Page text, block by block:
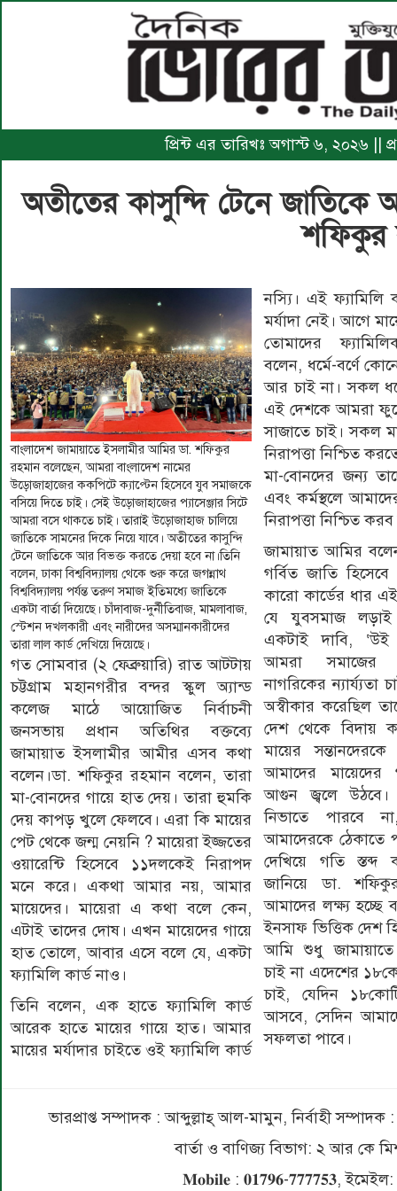
প্রিন্ট এর তারিখঃ অগাস্ট ৬, ২০২৬ ||
অতীতের কাসুন্দি টেনে
শফিকুর
বাংলাদেশ জামায়াতে ইসলামীর আমির ডা. শফিকুর
রহমান বলেছেন, আমরা বাংলাদেশ নামের
উড়োজাহাজের ককপিটে ক্যাপ্টেন হিসেবে যুব সমাজকে
বসিয়ে দিতে চাই। সেই উড়োজাহাজের প্যাসেঞ্জার সিটে
আমরা বসে থাকতে চাই। তারাই উড়োজাহাজ চালিয়ে
জাতিকে সামনের দিকে নিয়ে যাবে। অতীতের কাসুন্দি
টেনে জাতিকে আর বিভক্ত করতে দেয়া হবে না।তিনি
বলেন, ঢাকা বিশ্ববিদ্যালয় থেকে শুরু করে জগন্নাথ
বিশ্ববিদ্যালয় পর্যন্ত তরুণ সমাজ ইতিমধ্যে জাতিকে
একটা বার্তা দিয়েছে। চাঁদাবাজ-দুর্নীতিবাজ, মামলাবাজ,
স্টেশন দখলকারী এবং নারীদের অসম্মানকারীদের
তারা লাল কার্ড দেখিয়ে দিয়েছে।
গত সোমবার (২ ফেব্রুয়ারি) রাত আটটায়
চট্টগ্রাম মহানগরীর বন্দর স্কুল অ্যান্ড
কলেজ মাঠে আয়োজিত নির্বাচনী
জনসভায় প্রধান অতিথির বক্তব্যে
জামায়াত ইসলামীর আমীর এসব কথা
বলেন।ডা. শফিকুর রহমান বলেন, তারা
মা-বোনদের গায়ে হাত দেয়। তারা হুমকি
দেয় কাপড় খুলে ফেলবে। এরা কি মায়ের
পেট থেকে জন্ম নেয়নি ? মায়েরা ইজ্জতের
ওয়ারেন্টি হিসেবে ১১দলকেই নিরাপদ
মনে করে। একথা আমার নয়, আমার
মায়েদের। মায়েরা এ কথা বলে কেন,
এটাই তাদের দোষ। এখন মায়েদের গায়ে
হাত তোলে, আবার এসে বলে যে, একটা
ফ্যামিলি কার্ড নাও।
তিনি বলেন, এক হাতে ফ্যামিলি কার্ড
আরেক হাতে মায়ের গায়ে হাত। আমার
মায়ের মর্যাদার চাইতে ওই ফ্যামিলি কার্ড
নস্যি। এই ফ্যামিলি
মর্যাদা নেই। আগে
তোমাদের
বলেন, ধর্মে-বর্ণে
আর চাই না। সকল
এই দেশকে আমরা
সাজাতে চাই। সকল
নিরাপত্তা নিশ্চিত
মা-বোনদের জন্য
এবং কর্মস্থলে
নিরাপত্তা নিশ্চিত
জামায়াত আমির
গর্বিত জাতি
কারো কার্ডের ধার
যে যুবসমাজ লড়াই
একটাই দাবি, ‘উই
আমরা সমাজের
নাগরিকের ন্যার্য্যতা
অস্বীকার করেছিল
দেশ থেকে বিদায়
মায়ের
আমাদের মায়েদের
আগুন জ্বলে
নিভাতে পারবে
আমাদেরকে ঠেকাতে
দেখিয়ে গতি
জানিয়ে ডা.
আমাদের লক্ষ্য হচ্ছে
ইনসাফ ভিত্তিক দেশ
আমি শুধু
চাই না এদেশের
চাই, যেদিন
আসবে, সেদিন
সফলতা পাবে।
ভারপ্রাপ্ত সম্পাদক : আব্দুল্লাহ্ আল-মামুন, নির্বাহী
বার্তা ও বাণিজ্য বিভাগ: ২ আর কে
𝐌𝐨𝐛𝐢𝐥𝐞 : 𝟎𝟏𝟕𝟗𝟔-𝟕𝟕𝟕𝟕𝟓𝟑,